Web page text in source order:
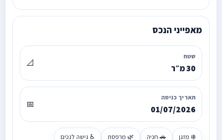
מאפייני הנכס
שטח
30 מ״ר 📐
תאריך כניסה
01/07/2026
📅
❄️ מזגן 🚗 חניה 🌿 מרפסת ♿ גישה לנכים